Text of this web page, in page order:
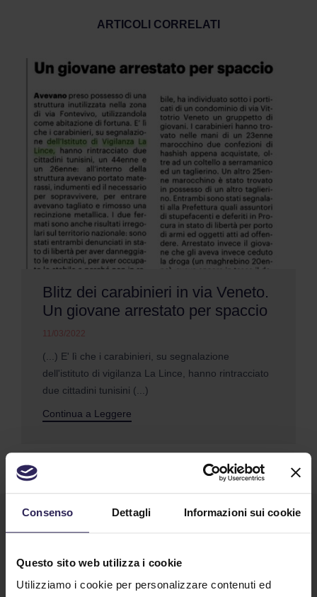
Consenso Dettagli Informazioni sui cookie
Questo sito web utilizza i cookie
Utilizziamo i cookie per personalizzare contenuti ed
ARTICOLI CORRELATI
Blitz dei carabinieri in via Veneto.
Un giovane arrestato per spaccio
11/03/2022
(...) E' lì che i carabinieri, su segnalazione
dell'istituto di vigilanza La Lince, hanno rintracciato
due cittadini tunisini (...)
Continua a Leggere